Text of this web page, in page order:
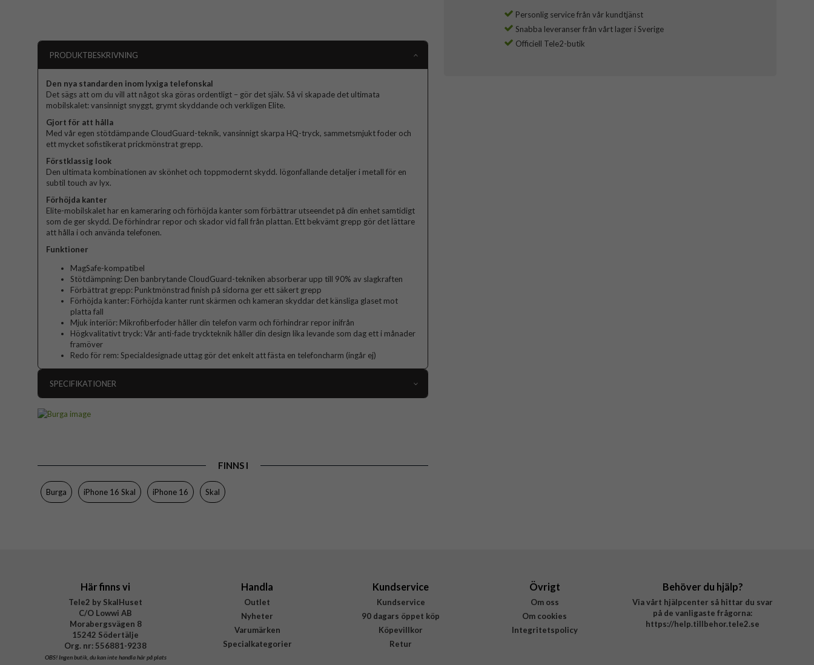
Personlig service från vår kundtjänst
Snabba leveranser från vårt lager i Sverige
Officiell Tele2-butik
PRODUKTBESKRIVNING
Den nya standarden inom lyxiga telefonskal
Det sägs att om du vill att något ska göras ordentligt – gör det själv. Så vi skapade det ultimata
mobilskalet: vansinnigt snyggt, grymt skyddande och verkligen Elite.
Gjort för att hålla
Med vår egen stötdämpande CloudGuard-teknik, vansinnigt skarpa HQ-tryck, sammetsmjukt foder och
ett mycket sofistikerat prickmönstrat grepp.
Förstklassig look
Den ultimata kombinationen av skönhet och toppmodernt skydd. Iögonfallande detaljer i metall för en
subtil touch av lyx.
Förhöjda kanter
Elite-mobilskalet har en kameraring och förhöjda kanter som förbättrar utseendet på din enhet samtidigt
som de ger skydd. De förhindrar repor och skador vid fall från plattan. Ett bekvämt grepp gör det lättare
att hålla i och använda telefonen.
Funktioner
MagSafe-kompatibel
Stötdämpning: Den banbrytande CloudGuard-tekniken absorberar upp till 90% av slagkraften
Förbättrat grepp: Punktmönstrad finish på sidorna ger ett säkert grepp
Förhöjda kanter: Förhöjda kanter runt skärmen och kameran skyddar det känsliga glaset mot
platta fall
Mjuk interiör: Mikrofiberfoder håller din telefon varm och förhindrar repor inifrån
Högkvalitativt tryck: Vår anti-fade tryckteknik håller din design lika levande som dag ett i månader
framöver
Redo för rem: Specialdesignade uttag gör det enkelt att fästa en telefoncharm (ingår ej)
SPECIFIKATIONER
Egenskaper
Stöttålig
Färg
Material
FINNS I
Burga iPhone 16 Skal iPhone 16 Skal
Här finns vi
Tele2 by SkalHuset
C/O Lowwi AB
Morabergsvägen 8
15242 Södertälje
Org. nr: 556881-9238
OBS!Ingen butik, du kan inte handla här på plats
Handla
Outlet
Nyheter
Varumärken
Specialkategorier
Kundservice
Kundservice
90 dagars öppet köp
Köpevillkor
Retur
Övrigt
Om oss
Om cookies
Integritetspolicy
Behöver du hjälp?
Via vårt hjälpcenter så hittar du svar
på de vanligaste frågorna:
https://help.tillbehor.tele2.se